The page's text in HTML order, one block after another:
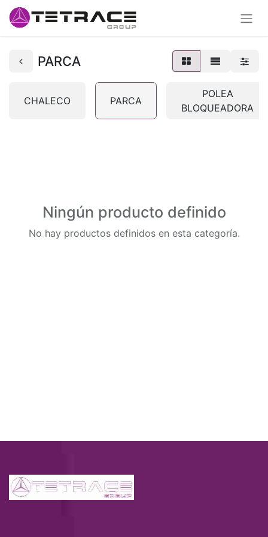
PARCA
CHALECO PARCA
POLEA
BLOQUEADORA
Ningún producto definido
No hay productos definidos en esta categoría.